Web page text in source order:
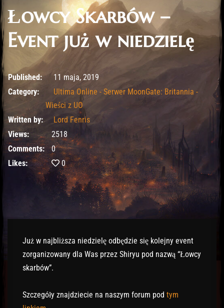
Łowcy Skarbów –
Event już w niedzielę
10 lutego, 2020
Published: 11 maja, 2019
Category:
Ultima Online - Serwer MoonGate: Britannia -
Wieści z UO
Written by:
Lord Fenris
Views:
2518
Comments: 0
Likes:
0
Już w najbliższa niedzielę odbędzie się kolejny event
zorganizowany dla Was przez Shiryu pod nazwą “Łowcy
skarbów”.
Szczegóły znajdziecie na naszym forum pod tym